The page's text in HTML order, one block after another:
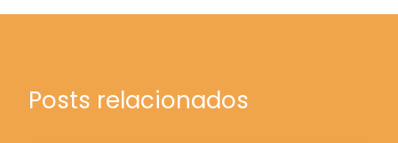
Posts relacionados